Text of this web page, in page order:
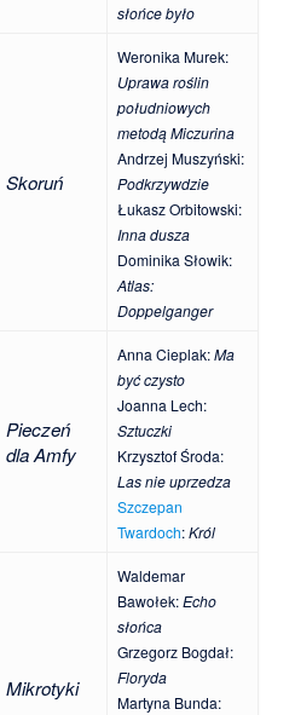
słońce było
Skoruń
Weronika Murek:
Uprawa roślin
południowych
metodą Miczurina
Andrzej Muszyński:
Podkrzywdzie
Łukasz Orbitowski:
Inna dusza
Dominika Słowik:
Atlas:
Doppelganger
Pieczeń
dla Amfy
Anna Cieplak:Ma
być czysto
Joanna Lech:
Sztuczki
Krzysztof Środa:
Las nie uprzedza
Szczepan
Twardoch:Król
Mikrotyki
Waldemar
Bawołek:Echo
słońca
Grzegorz Bogdał:
Floryda
Martyna Bunda: